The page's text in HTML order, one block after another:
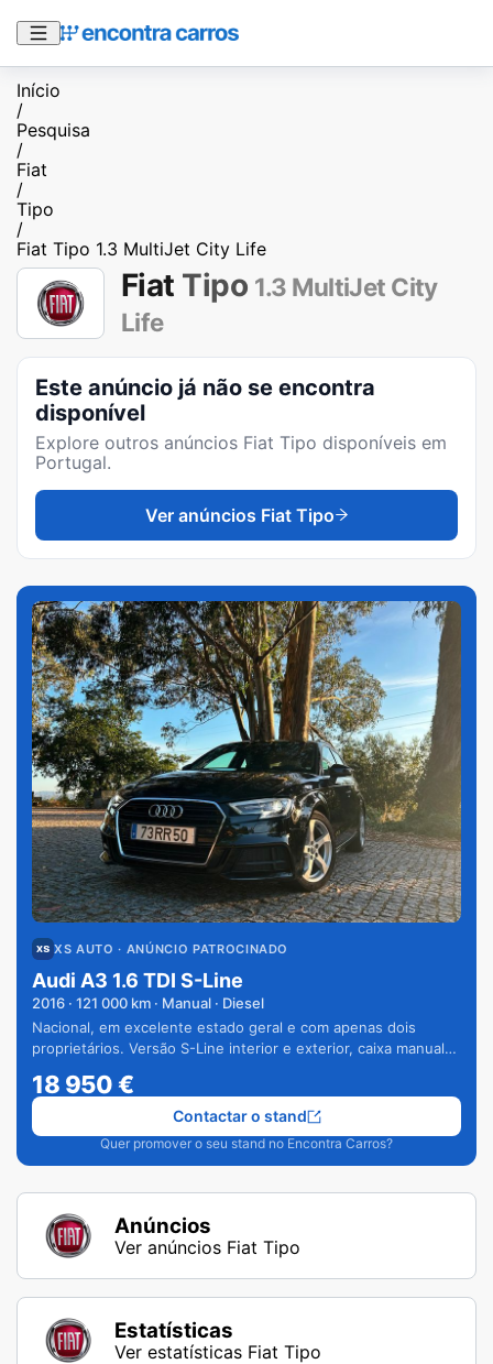
Início
/
Pesquisa
/
Fiat
/
Tipo
/
Fiat Tipo 1.3 MultiJet City Life
Fiat Tipo 1.3 MultiJet City
Life
Este anúncio já não se encontra
disponível
Explore outros anúncios Fiat Tipo disponíveis em
Portugal.
Ver anúncios Fiat Tipo
XS AUTO · ANÚNCIO PATROCINADO
Audi A3 1.6 TDI S-Line
2016 · 121 000 km · Manual · Diesel
Nacional, em excelente estado geral e com apenas dois
proprietários. Versão S-Line interior e exterior, caixa manual
18 950€
Quer promover o seu stand no Encontra Carros?
Contactar o stand
Anúncios
Ver anúncios Fiat Tipo
Estatísticas
Ver estatísticas Fiat Tipo